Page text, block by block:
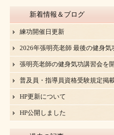
新着情報＆ブログ
練功開催日更新
2026年張明亮老師 最後の健身気
張明亮老師の健身気功講習会を
普及員・指導員資格受験規定掲
HP更新について
HP公開しました